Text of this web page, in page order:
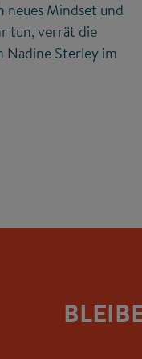
neues Mindset und
tun, verrät die
Sterley im